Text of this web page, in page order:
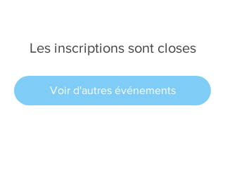
Les inscriptions sont closes
Voir d'autres événements